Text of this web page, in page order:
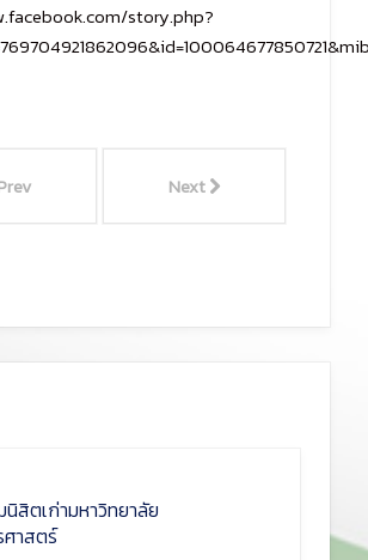
story.php?
Next
สิตเก่ามหาวิทยาลัย
ศาสตร์